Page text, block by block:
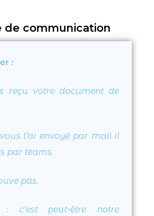
de communication
:
reçu votre document de
l’ai envoyé par mail il
par teams.
pas.
: c’est peut-être notre